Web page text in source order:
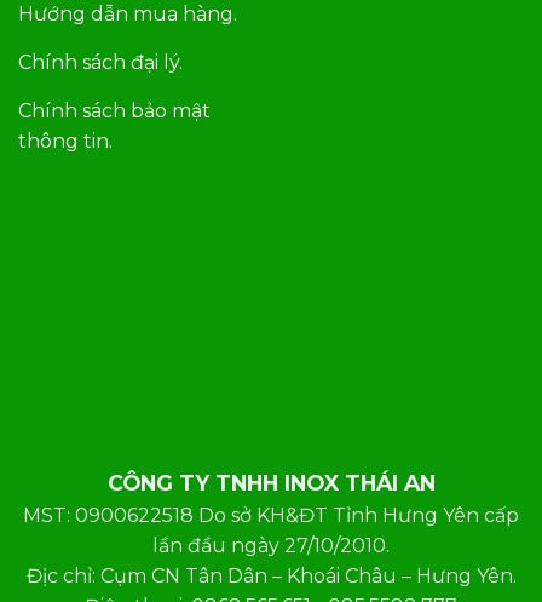
Hướng dẫn mua hàng.
Chính sách đại lý.
Chính sách bảo mật
thông tin.
CÔNG TY TNHH INOX THÁI AN
MST: 0900622518 Do sở KH&ĐT Tỉnh Hưng Yên cấp
lần đầu ngày 27/10/2010.
Địc chỉ: Cụm CN Tân Dân – Khoái Châu – Hưng Yên.